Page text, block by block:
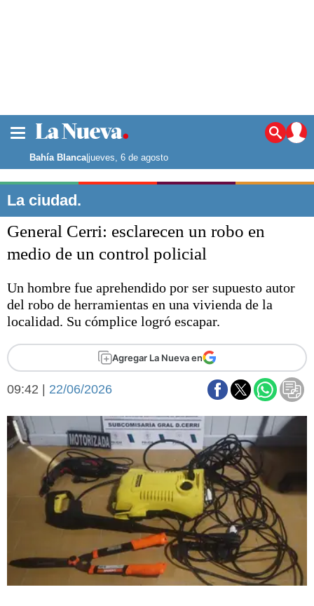
Noticias
La ciudad
Punta Alta
El mundo
Seguridad
Opinión
Deportes
Escenario Olímpico
Liga del Sur
Básquetbol
Fútbol
Federal A
Arte y cultura
Economía y campo
Economía y finanzas
Con el campo
Espacio empresas
Sociedad y tiempo
Sociedad
Tecnología
Turismo
Salud
Es viral
El tiempo
Bahía Blanca|jueves, 6 de agosto
La ciudad.
General Cerri: esclarecen un robo en
medio de un control policial
Un hombre fue aprehendido por ser supuesto autor
del robo de herramientas en una vivienda de la
localidad. Su cómplice logró escapar.
Agregar La Nueva en
09:42 | 22/06/2026